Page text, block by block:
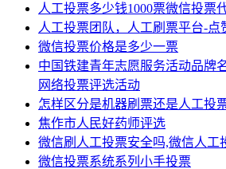
人工投票多少钱1000票微信投票
人工投票团队，人工刷票平台-点
微信投票价格是多少一票
中国铁建青年志愿服务活动品牌
网络投票评选活动
怎样区分是机器刷票还是人工投
焦作市人民好药师评选
微信刷人工投票安全吗,微信人工
微信投票系统系列小手投票